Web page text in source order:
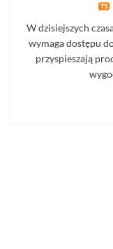
W dzisiejszych
wymaga dostępu
przyspieszają